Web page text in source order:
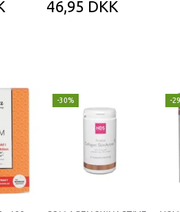
46,95 DKK
-30% -